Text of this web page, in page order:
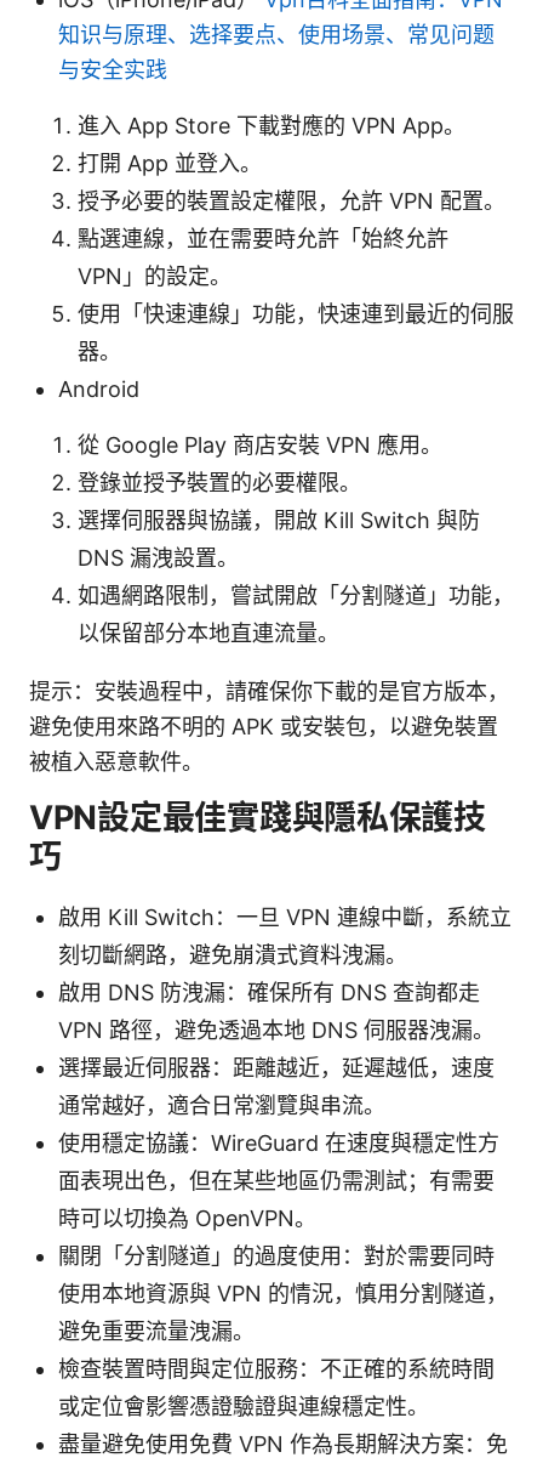
知识与原理、选择要点、使用场景、常见问题
与安全实践
進入 App Store 下載對應的 VPN App。
打開 App 並登入。
授予必要的裝置設定權限，允許 VPN 配置。
點選連線，並在需要時允許「始終允許
VPN」的設定。
使用「快速連線」功能，快速連到最近的伺服
器。
Android
從 Google Play 商店安裝 VPN 應用。
登錄並授予裝置的必要權限。
選擇伺服器與協議，開啟 Kill Switch 與防
DNS 漏洩設置。
如遇網路限制，嘗試開啟「分割隧道」功能，
以保留部分本地直連流量。
提示：安裝過程中，請確保你下載的是官方版本，
避免使用來路不明的 APK 或安裝包，以避免裝置
被植入惡意軟件。
VPN設定最佳實踐與隱私保護技
巧
啟用 Kill Switch：一旦 VPN 連線中斷，系統立
刻切斷網路，避免崩潰式資料洩漏。
啟用 DNS 防洩漏：確保所有 DNS 查詢都走
VPN 路徑，避免透過本地 DNS 伺服器洩漏。
選擇最近伺服器：距離越近，延遲越低，速度
通常越好，適合日常瀏覽與串流。
使用穩定協議：WireGuard 在速度與穩定性方
面表現出色，但在某些地區仍需測試；有需要
時可以切換為 OpenVPN。
關閉「分割隧道」的過度使用：對於需要同時
使用本地資源與 VPN 的情況，慎用分割隧道，
避免重要流量洩漏。
檢查裝置時間與定位服務：不正確的系統時間
或定位會影響憑證驗證與連線穩定性。
盡量避免使用免費 VPN 作為長期解決方案：免